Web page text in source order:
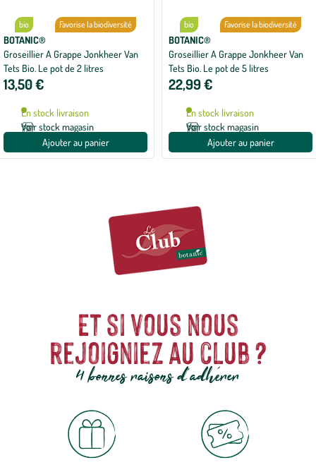
bio Favorise la biodiversité
BOTANIC®
Groseillier A Grappe Jonkheer Van
Tets Bio. Le pot de 2 litres
13,50 €
En stock livraison
Voir stock magasin
Ajouter au panier
bio Favorise la biodiversité
BOTANIC®
Groseillier A Grappe Jonkheer Van
Tets Bio. Le pot de 5 litres
22,99 €
En stock livraison
Voir stock magasin
Ajouter au panier
Et si vous nous
rejoigniez au club ?
4 bonnes raisons d'adhérer